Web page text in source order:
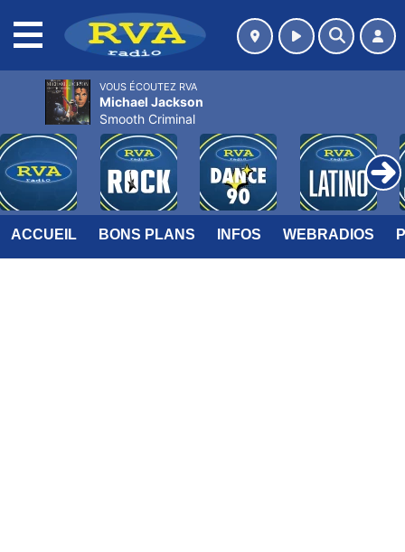
ACCUEIL BONS PLANS INFOS WEBRADIOS
VOUS ÉCOUTEZ RVA
Michael Jackson
Smooth Criminal